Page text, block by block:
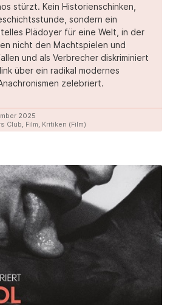
stürzt. Kein Historienschinken,
sondern ein
Plädoyer für eine Welt, in der
nicht den Machtspielen und
und als Verbrecher diskriminiert
über ein radikal modernes
zelebriert.
2025
Club, Film, Kritiken (Film)